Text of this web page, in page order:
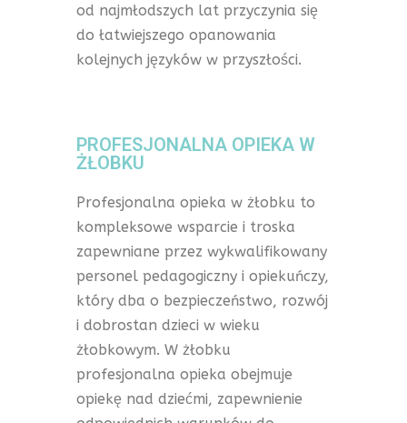
od najmłodszych lat przyczynia się
do łatwiejszego opanowania
kolejnych języków w przyszłości.
PROFESJONALNA OPIEKA W
ŻŁOBKU
Profesjonalna opieka w żłobku to
kompleksowe wsparcie i troska
zapewniane przez wykwalifikowany
personel pedagogiczny i opiekuńczy,
który dba o bezpieczeństwo, rozwój
i dobrostan dzieci w wieku
żłobkowym. W żłobku
profesjonalna opieka obejmuje
opiekę nad dziećmi, zapewnienie